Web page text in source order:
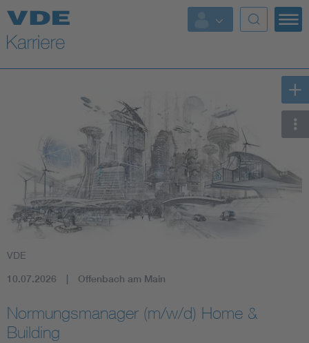
Top Themen
VDE
10.07.2026 Offenbach am Main
Normungsmanager (m/w/d) Home &
Building